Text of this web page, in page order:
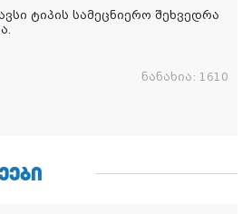
ტიპის სამეცნიერო შეხვედრა
ნანახია: 1610